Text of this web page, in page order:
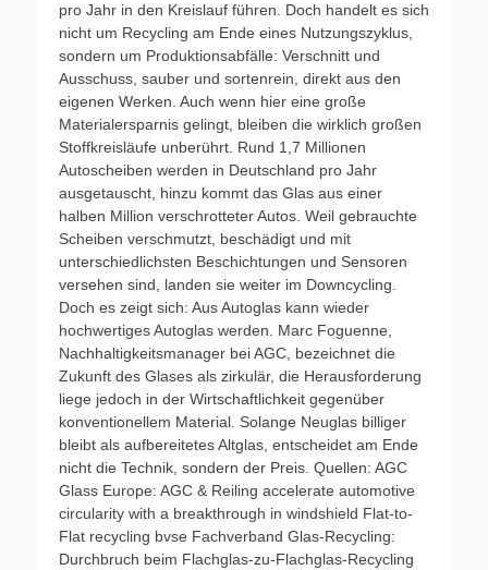
pro Jahr in den Kreislauf führen. Doch handelt es sich
nicht um Recycling am Ende eines Nutzungszyklus,
sondern um Produktionsabfälle: Verschnitt und
Ausschuss, sauber und sortenrein, direkt aus den
eigenen Werken. Auch wenn hier eine große
Materialersparnis gelingt, bleiben die wirklich großen
Stoffkreisläufe unberührt. Rund 1,7 Millionen
Autoscheiben werden in Deutschland pro Jahr
ausgetauscht, hinzu kommt das Glas aus einer
halben Million verschrotteter Autos. Weil gebrauchte
Scheiben verschmutzt, beschädigt und mit
unterschiedlichsten Beschichtungen und Sensoren
versehen sind, landen sie weiter im Downcycling.
Doch es zeigt sich: Aus Autoglas kann wieder
hochwertiges Autoglas werden. Marc Foguenne,
Nachhaltigkeitsmanager bei AGC, bezeichnet die
Zukunft des Glases als zirkulär, die Herausforderung
liege jedoch in der Wirtschaftlichkeit gegenüber
konventionellem Material. Solange Neuglas billiger
bleibt als aufbereitetes Altglas, entscheidet am Ende
nicht die Technik, sondern der Preis. Quellen: AGC
Glass Europe: AGC & Reiling accelerate automotive
circularity with a breakthrough in windshield Flat-to-
Flat recycling bvse Fachverband Glas-Recycling:
Durchbruch beim Flachglas-zu-Flachglas-Recycling